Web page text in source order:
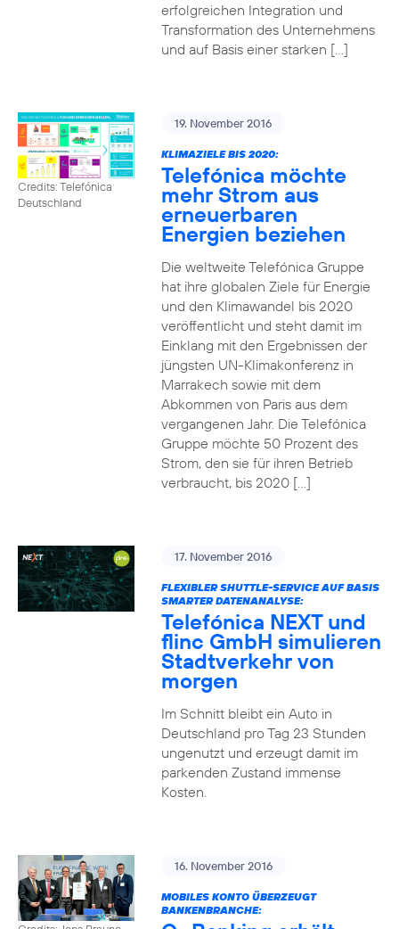
erfolgreichen Integration und
Transformation des Unternehmens
und auf Basis einer starken […]
Credits: Telefónica
Deutschland
19. November 2016
KLIMAZIELE BIS 2020:
Telefónica möchte
mehr Strom aus
erneuerbaren
Energien beziehen
Die weltweite Telefónica Gruppe
hat ihre globalen Ziele für Energie
und den Klimawandel bis 2020
veröffentlicht und steht damit im
Einklang mit den Ergebnissen der
jüngsten UN-Klimakonferenz in
Marrakech sowie mit dem
Abkommen von Paris aus dem
vergangenen Jahr. Die Telefónica
Gruppe möchte 50 Prozent des
Strom, den sie für ihren Betrieb
verbraucht, bis 2020 […]
17. November 2016
FLEXIBLER SHUTTLE-SERVICE AUF BASIS
SMARTER DATENANALYSE:
Telefónica NEXT und
flinc GmbH simulieren
Stadtverkehr von
morgen
Im Schnitt bleibt ein Auto in
Deutschland pro Tag 23 Stunden
ungenutzt und erzeugt damit im
parkenden Zustand immense
Kosten.
16. November 2016
MOBILES KONTO ÜBERZEUGT
BANKENBRANCHE: